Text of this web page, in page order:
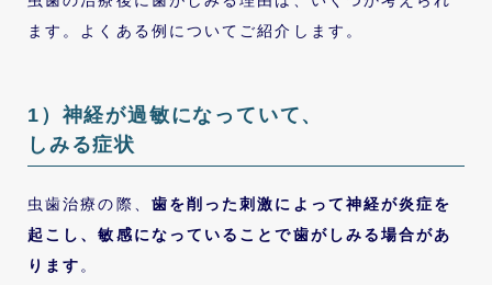
ます。よくある例についてご紹介します。
1）神経が過敏になっていて、
しみる症状
虫歯治療の際、 歯を削った刺激によって神経が炎症を
起こし、敏感になっていることで歯がしみる場合があ
ります 。